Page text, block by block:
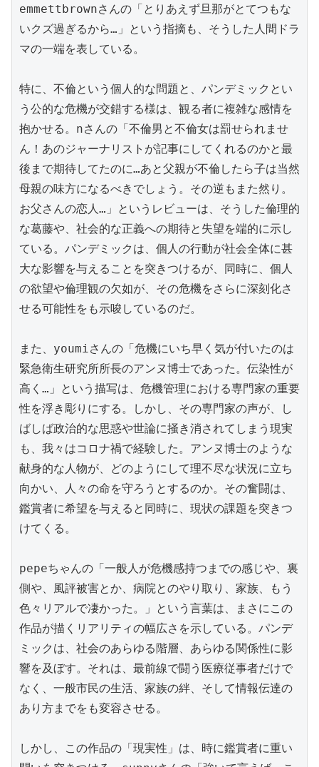
emmettbrownさんの「とりあえず旦那がとてつもな
いクズ過ぎるから…」という指摘も、そうした人間ドラ
マの一端を表している。
特に、不倫という個人的な問題と、パンデミックとい
う公的な危機が交錯する様は、観る者に複雑な感情を
抱かせる。nさんの「不倫男と不倫女は罰せられませ
ん！あのジャーナリストが記事にしてくれるのかと最
後まで期待してたのに…あと父親が不倫したら子は当然
母親の味方になるべきでしょう。その逆もまた然り。
お父さんの恋人…」というレビューは、そうした倫理的
な葛藤や、社会的な正義への期待と失望を端的に示し
ている。パンデミックは、個人の行動が社会全体に甚
大な影響を与えることを突きつけるが、同時に、個人
の欲望や倫理観の欠如が、その危機をさらに深刻化さ
せる可能性をも示唆しているのだ。
また、youmiさんの「危機にいち早く気が付いたのは
緊急衛生研究所所長のアンヌ博士であった。伝染性が
高く…」という描写は、危機管理における専門家の重要
性を浮き彫りにする。しかし、その専門家の声が、し
ばしば政治的な思惑や世論に掻き消されてしまう現実
も、我々はコロナ禍で経験した。アンヌ博士のような
献身的な人物が、どのようにして理不尽な状況に立ち
向かい、人々の命を守ろうとするのか。その奮闘は、
鑑賞者に希望を与えると同時に、現状の課題を突きつ
けてくる。
pepeちゃんの「一般人が危機感持つまでの感じや、裏
側や、風評被害とか、病院とのやり取り、家族、もう
色々リアルで凄かった。」という言葉は、まさにこの
作品が描くリアリティの幅広さを示している。パンデ
ミックは、社会のあらゆる階層、あらゆる関係性に影
響を及ぼす。それは、最前線で闘う医療従事者だけで
なく、一般市民の生活、家族の絆、そして情報伝達の
あり方までをも変容させる。
しかし、この作品の「現実性」は、時に鑑賞者に重い